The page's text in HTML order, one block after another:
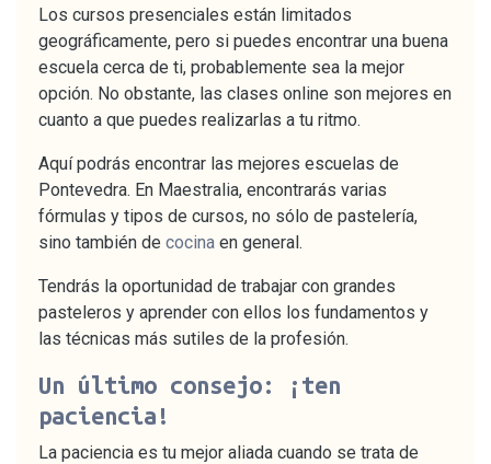
Los cursos presenciales están limitados
geográficamente, pero si puedes encontrar una buena
escuela cerca de ti, probablemente sea la mejor
opción. No obstante, las clases online son mejores en
cuanto a que puedes realizarlas a tu ritmo.
Aquí podrás encontrar las mejores escuelas de
Pontevedra. En Maestralia, encontrarás varias
fórmulas y tipos de cursos, no sólo de pastelería,
sino también de cocina en general.
Tendrás la oportunidad de trabajar con grandes
pasteleros y aprender con ellos los fundamentos y
las técnicas más sutiles de la profesión.
Un último consejo: ¡ten
paciencia!
La paciencia es tu mejor aliada cuando se trata de